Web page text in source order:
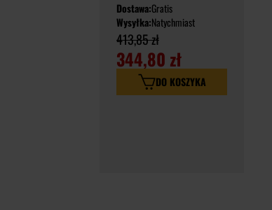
Dostawa:Gratis
Wysyłka:Natychmiast
413,85 zł
344,80 zł
DO KOSZYKA